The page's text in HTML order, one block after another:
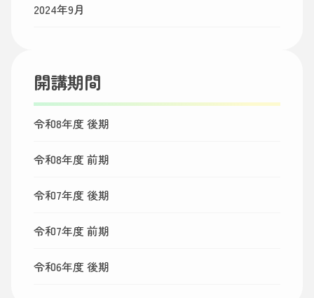
2024年9月
開講期間
令和8年度 後期
令和8年度 前期
令和7年度 後期
令和7年度 前期
令和6年度 後期